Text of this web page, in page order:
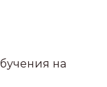
на